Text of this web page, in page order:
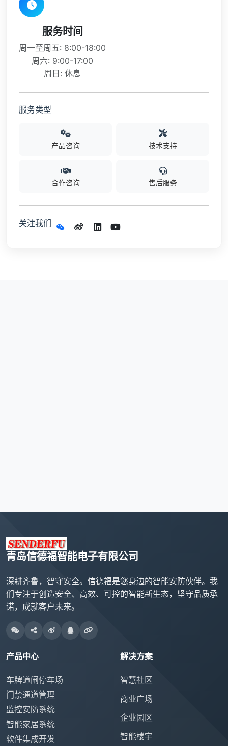
服务时间
周一至周五: 8:00-18:00
周六: 9:00-17:00
周日: 休息
服务类型
产品咨询 技术支持
合作咨询 售后服务
关注我们
青岛信德福智能电子有限公司
深耕齐鲁，智守安全。信德福是您身边的智能安防伙伴。我
们专注于创造安全、高效、可控的智能新生态，坚守品质承
诺，成就客户未来。
产品中心
车牌道闸停车场
门禁通道管理
监控安防系统
智能家居系统
软件集成开发
解决方案
智慧社区
商业广场
企业园区
智能楼宇